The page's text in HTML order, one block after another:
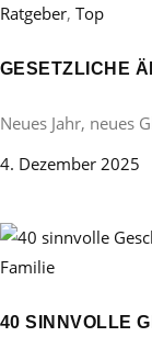
Ratgeber, Top
GESETZLICHE
Neues Jahr, neues
4. Dezember 2025
Familie
40 SINNVOLLE